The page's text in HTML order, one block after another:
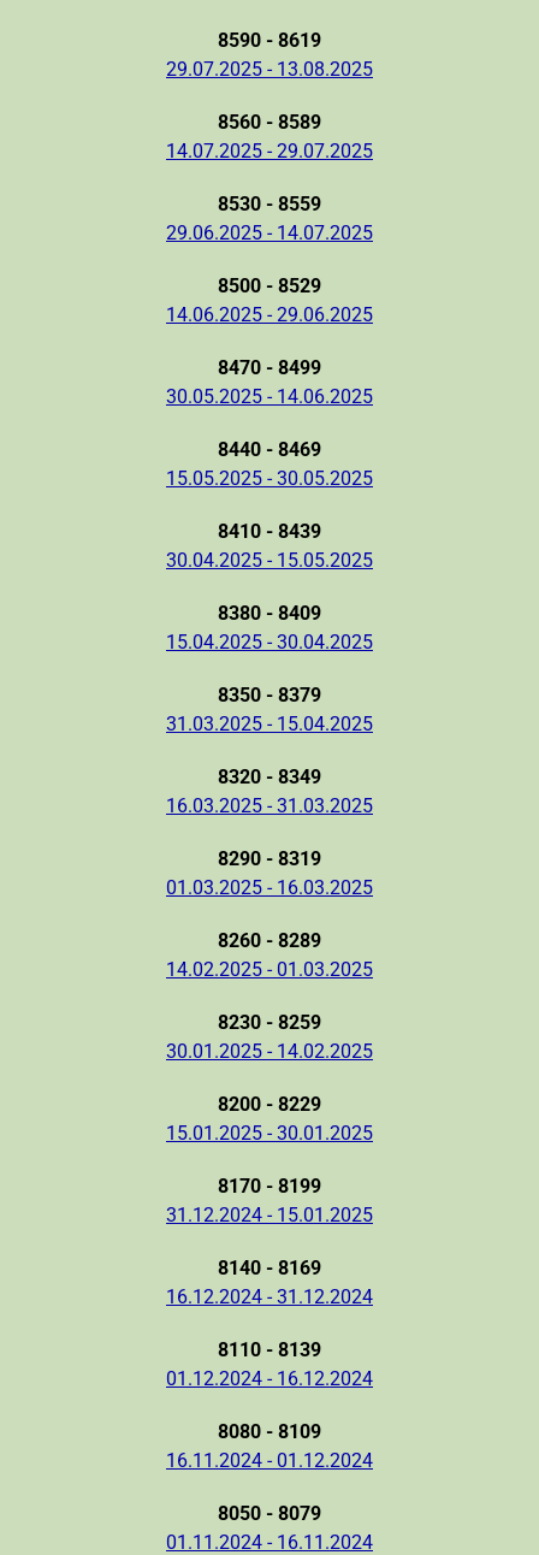
8590 - 8619
29.07.2025 - 13.08.2025
8560 - 8589
14.07.2025 - 29.07.2025
8530 - 8559
29.06.2025 - 14.07.2025
8500 - 8529
14.06.2025 - 29.06.2025
8470 - 8499
30.05.2025 - 14.06.2025
8440 - 8469
15.05.2025 - 30.05.2025
8410 - 8439
30.04.2025 - 15.05.2025
8380 - 8409
15.04.2025 - 30.04.2025
8350 - 8379
31.03.2025 - 15.04.2025
8320 - 8349
16.03.2025 - 31.03.2025
8290 - 8319
01.03.2025 - 16.03.2025
8260 - 8289
14.02.2025 - 01.03.2025
8230 - 8259
30.01.2025 - 14.02.2025
8200 - 8229
15.01.2025 - 30.01.2025
8170 - 8199
31.12.2024 - 15.01.2025
8140 - 8169
16.12.2024 - 31.12.2024
8110 - 8139
01.12.2024 - 16.12.2024
8080 - 8109
16.11.2024 - 01.12.2024
8050 - 8079
01.11.2024 - 16.11.2024